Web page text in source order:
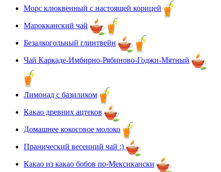
Морс клюквенный с настоящей корицей
Марокканский чай
Безалкогольный глинтвейн
Чай Каркаде-Имбирно-Рябиново-Годжи-Мятный
Лимонад с базиликом
Какао древних ацтеков
Домашнее кокосовое молоко
Пранический весенний чай :)
Какао из какао бобов по-Мексикански